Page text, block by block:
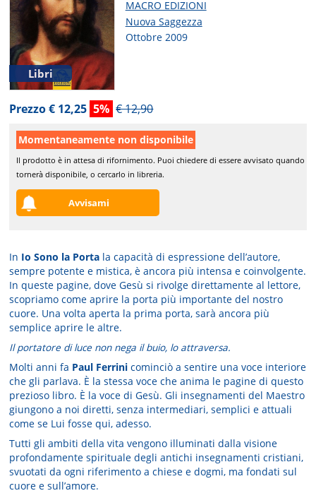
Libri
MACRO EDIZIONI
Nuova Saggezza
Ottobre 2009
Prezzo € 12,25 5% € 12,90
Momentaneamente non disponibile
Il prodotto è in attesa di rifornimento. Puoi chiedere di essere avvisato quando
tornerà disponibile, o cercarlo in libreria.
Avvisami
In Io Sono la Porta la capacità di espressione dell’autore,
sempre potente e mistica, è ancora più intensa e coinvolgente.
In queste pagine, dove Gesù si rivolge direttamente al lettore,
scopriamo come aprire la porta più importante del nostro
cuore. Una volta aperta la prima porta, sarà ancora più
semplice aprire le altre.
Il portatore di luce non nega il buio, lo attraversa.
Molti anni fa Paul Ferrini cominciò a sentire una voce interiore
che gli parlava. È la stessa voce che anima le pagine di questo
prezioso libro. È la voce di Gesù. Gli insegnamenti del Maestro
giungono a noi diretti, senza intermediari, semplici e attuali
come se Lui fosse qui, adesso.
Tutti gli ambiti della vita vengono illuminati dalla visione
profondamente spirituale degli antichi insegnamenti cristiani,
svuotati da ogni riferimento a chiese e dogmi, ma fondati sul
cuore e sull’amore.